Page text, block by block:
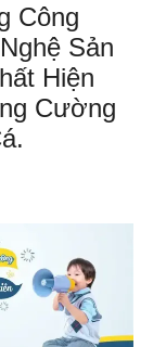
Công
Sản
Hiện
Cường